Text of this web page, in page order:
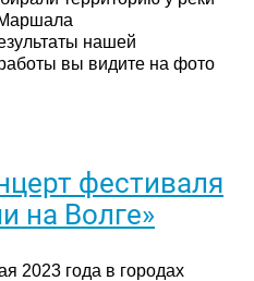
нашей
вы видите на фото
фестиваля
на Волге»
2023 года в городах